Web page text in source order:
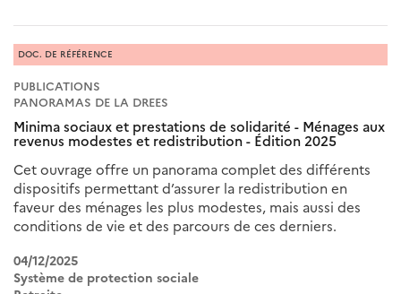
PUBLICATIONS
PANORAMAS DE LA DREES
Minima sociaux et prestations de solidarité - Ménages aux
revenus modestes et redistribution - Édition 2025
Cet ouvrage offre un panorama complet des différents
dispositifs permettant d’assurer la redistribution en
faveur des ménages les plus modestes, mais aussi des
conditions de vie et des parcours de ces derniers.
DOC. DE RÉFÉRENCE
04/12/2025
Système de protection sociale